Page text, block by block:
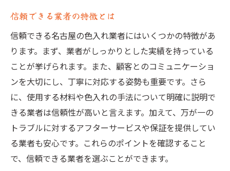
過去の依頼例を参考にする方法
口コミ利用で信頼性を判断
業者との信頼関係の築き方
信頼できる業者の特徴分析
適正な料金設定の確認方法
色入れ業者選びの基本ポイントを解説
基本的な業者選びの手順
色入れ業者の選び方の基本知識
業者比較のためのポイント
信頼できる業者の特徴とは
信頼できる名古屋の色入れ業者にはいくつかの特徴があ
ります。まず、業者がしっかりとした実績を持っている
ことが挙げられます。また、顧客とのコミュニケーショ
ンを大切にし、丁寧に対応する姿勢も重要です。さら
に、使用する材料や色入れの手法について明確に説明で
きる業者は信頼性が高いと言えます。加えて、万が一の
トラブルに対するアフターサービスや保証を提供してい
る業者も安心です。これらのポイントを確認すること
で、信頼できる業者を選ぶことができます。